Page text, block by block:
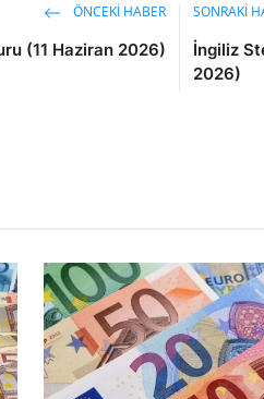
ÖNCEKI HABER
(11 Haziran 2026)
SONRAKI
İngiliz
2026)